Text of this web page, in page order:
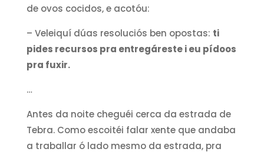
de ovos cocidos, e acotóu:
– Veleiquí dúas resoluciós ben opostas: ti
pides recursos pra entregáreste i eu pídoos
pra fuxir.
…
Antes da noite cheguéi cerca da estrada de
Tebra. Como escoitéi falar xente que andaba
a traballar ó lado mesmo da estrada, pra